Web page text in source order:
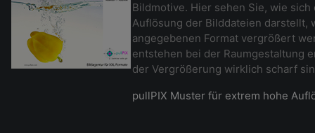
Bildmotive. Hier sehen Sie, wie
Auflösung der Bilddateien darstellt,
angegebenen Format vergrößert
entstehen bei der Raumgestaltung
der Vergrößerung wirklich scharf
pullPIX Muster für extrem hohe